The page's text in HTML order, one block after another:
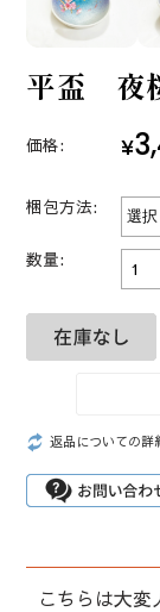
平盃 夜
価格: ¥
梱包方法:
数量:
返品についての詳
こちらは大変